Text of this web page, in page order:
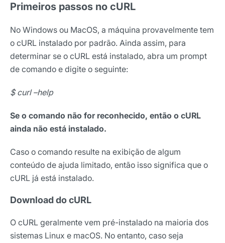
Primeiros passos no cURL
No Windows ou MacOS, a máquina provavelmente tem
o cURL instalado por padrão. Ainda assim, para
determinar se o cURL está instalado, abra um prompt
de comando e digite o seguinte:
$ curl –help
Se o comando não for reconhecido, então o cURL
ainda não está instalado.
Caso o comando resulte na exibição de algum
conteúdo de ajuda limitado, então isso significa que o
cURL já está instalado.
Download do cURL
O cURL geralmente vem pré-instalado na maioria dos
sistemas Linux e macOS. No entanto, caso seja